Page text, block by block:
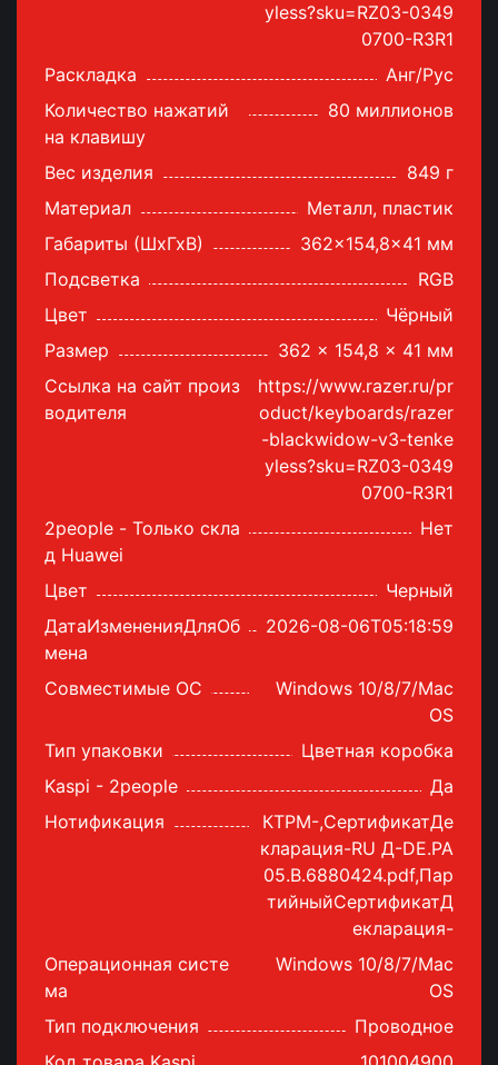
yless?sku=RZ03-0349
0700-R3R1
Раскладка
Анг/Рус
Количество нажатий
на клавишу
80 миллионов
Вес изделия
849 г
Материал
Металл, пластик
Габариты (ШхГхВ)
362x154,8x41 мм
Подсветка
RGB
Цвет
Чёрный
Размер
362 x 154,8 x 41 мм
Ссылка на сайт произ
водителя
https://www.razer.ru/pr
oduct/keyboards/razer
-blackwidow-v3-tenke
yless?sku=RZ03-0349
0700-R3R1
2people - Только скла
д Huawei
Нет
Цвет
Черный
ДатаИзмененияДляОб
мена
2026-08-06T05:18:59
Совместимые ОС
Windows 10/8/7/Mac
OS
Тип упаковки
Цветная коробка
Kaspi - 2people
Да
Нотификация
КТРМ-,СертификатДе
кларация-RU Д-DE.РА
05.В.6880424.pdf,Пар
тийныйСертификатД
екларация-
Операционная систе
ма
Windows 10/8/7/Mac
OS
Тип подключения
Проводное